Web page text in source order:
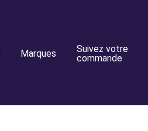
Marques
Suivez votre
commande